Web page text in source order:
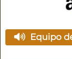
Equipo